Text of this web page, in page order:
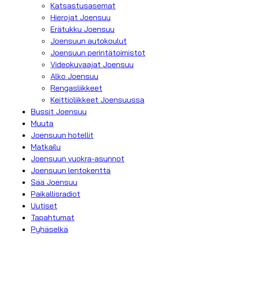
Katsastusasemat
Hierojat Joensuu
Erätukku Joensuu
Joensuun autokoulut
Joensuun perintätoimistot
Videokuvaajat Joensuu
Alko Joensuu
Rengasliikkeet
Keittiöliikkeet Joensuussa
Bussit Joensuu
Muuta
Joensuun hotellit
Matkailu
Joensuun vuokra-asunnot
Joensuun lentokenttä
Sää Joensuu
Paikallisradiot
Uutiset
Tapahtumat
Pyhäselkä